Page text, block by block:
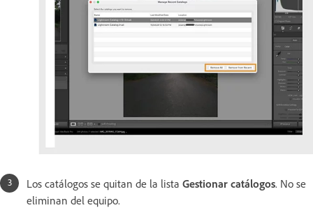
Los catálogos se quitan de la lista Gestionar catálogos. No se
eliminan del equipo.